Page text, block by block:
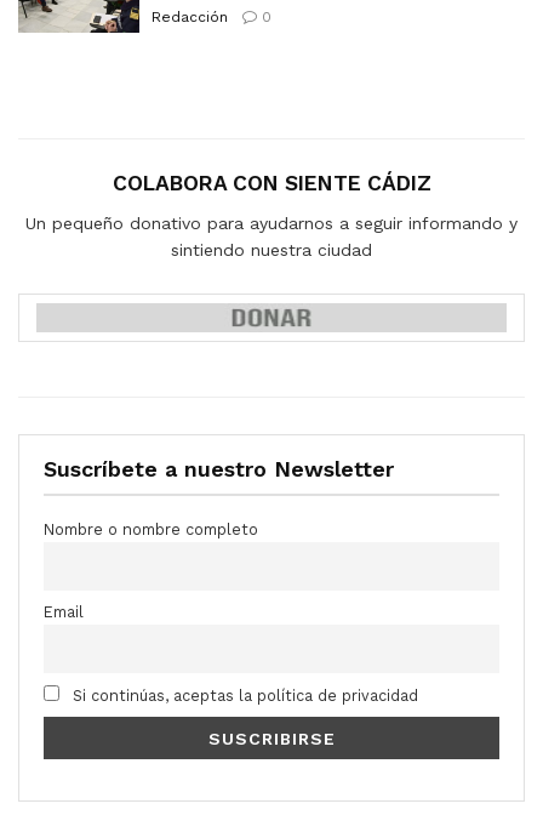
Redacción 0
COLABORA CON SIENTE CÁDIZ
Un pequeño donativo para ayudarnos a seguir informando y
sintiendo nuestra ciudad
Suscríbete a nuestro Newsletter
Nombre o nombre completo
Email
Si continúas, aceptas la política de privacidad